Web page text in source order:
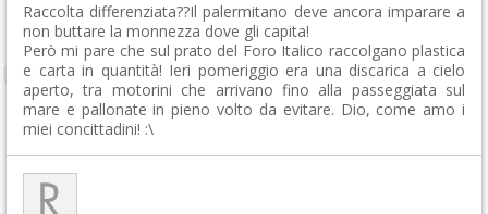
Raccolta differenziata??Il palermitano deve ancora imparare a
non buttare la monnezza dove gli capita!
Però mi pare che sul prato del Foro Italico raccolgano plastica
e carta in quantità! Ieri pomeriggio era una discarica a cielo
aperto, tra motorini che arrivano fino alla passeggiata sul
mare e pallonate in pieno volto da evitare. Dio, come amo i
miei concittadini! :\